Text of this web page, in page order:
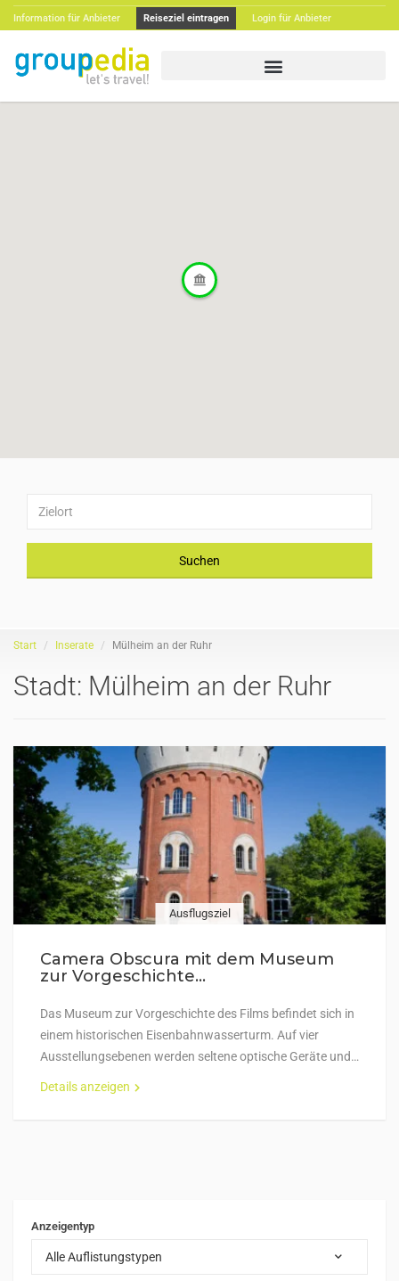
Information für Anbieter Reiseziel eintragen Login für Anbieter
Suchen
Start Inserate Mülheim an der Ruhr
Stadt: Mülheim an der Ruhr
Ausflugsziel
Camera Obscura mit dem Museum
zur Vorgeschichte...
Das Museum zur Vorgeschichte des Films befindet sich in
einem historischen Eisenbahnwasserturm. Auf vier
Ausstellungsebenen werden seltene optische Geräte und…
Details anzeigen
Anzeigentyp
Alle Auflistungstypen